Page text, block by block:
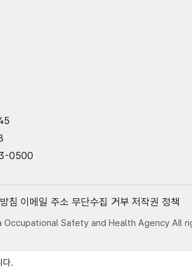
0500
침 이메일 주소 무단수집 거부 저작권 정책
Safety and Health Agency All
다.